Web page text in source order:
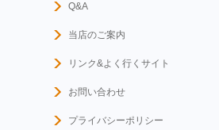
リンク&よく行くサイト
お問い合わせ
プライバシーポリシー
Q&A
当店のご案内